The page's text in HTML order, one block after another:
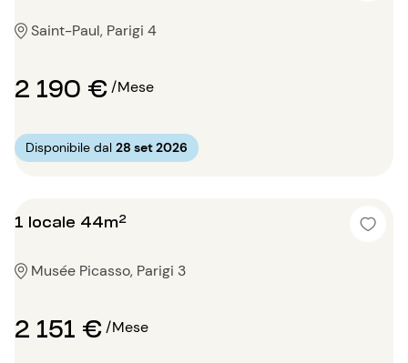
Saint-Paul, Parigi 4
2 190 €/Mese
Disponibile dal 28 set 2026
1 locale 44m²
Musée Picasso, Parigi 3
2 151 €/Mese